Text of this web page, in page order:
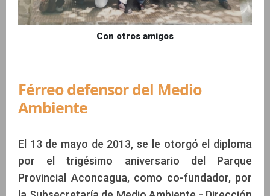
Con otros amigos
Férreo defensor del Medio
Ambiente
El 13 de mayo de 2013, se le otorgó el diploma
por el trigésimo aniversario del Parque
Provincial Aconcagua, como co-fundador, por